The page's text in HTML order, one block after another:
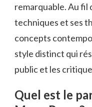
remarquable. Au fil
techniques et ses
concepts
style distinct qui
public et les
Quel est le